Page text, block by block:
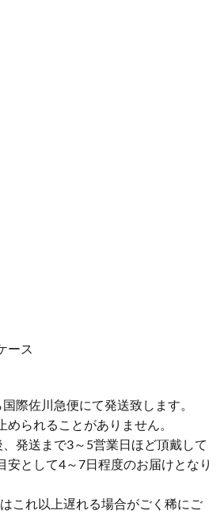
ース
際佐川急便にて発送致します。
られることがありません。
発送まで3～5営業日ほど頂戴して
安として4～7日程度のお届けとなり
これ以上遅れる場合がごく稀にご